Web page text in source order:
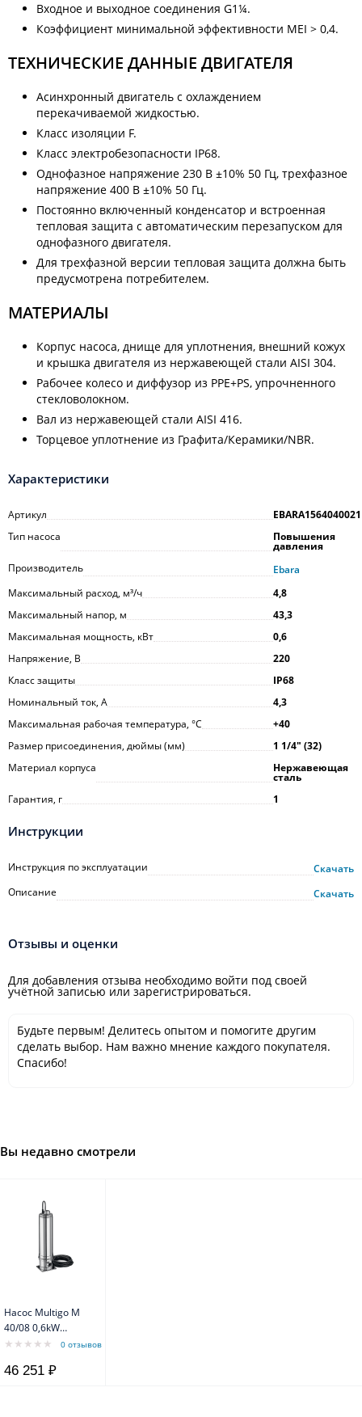
Входное и выходное соединения G1¼.
Коэффициент минимальной эффективности MEI > 0,4.
ТЕХНИЧЕСКИЕ ДАННЫЕ ДВИГАТЕЛЯ
Асинхронный двигатель с охлаждением
перекачиваемой жидкостью.
Класс изоляции F.
Класс электробезопасности IP68.
Однофазное напряжение 230 В ±10% 50 Гц, трехфазное
напряжение 400 В ±10% 50 Гц.
Постоянно включенный конденсатор и встроенная
тепловая защита с автоматическим перезапуском для
однофазного двигателя.
Для трехфазной версии тепловая защита должна быть
предусмотрена потребителем.
МАТЕРИАЛЫ
Корпус насоса, днище для уплотнения, внешний кожух
и крышка двигателя из нержавеющей стали AISI 304.
Рабочее колесо и диффузор из PPE+PS, упрочненного
стекловолокном.
Вал из нержавеющей стали AISI 416.
Торцевое уплотнение из Графита/Керамики/NBR.
Характеристики
Артикул
EBARA1564040021
Тип насоса
Повышения
давления
Производитель
Ebara
Максимальный расход, м³/ч
4,8
Максимальный напор, м
43,3
Максимальная мощность, кВт
0,6
Напряжение, В
220
Класс защиты
IP68
Номинальный ток, А
4,3
Максимальная рабочая температура, °С
+40
Размер присоединения, дюймы (мм)
1 1/4ʺ (32)
Материал корпуса
Нержавеющая
сталь
Гарантия, г
1
Инструкции
Инструкция по эксплуатации
Скачать
Описание
Скачать
Отзывы и оценки
Для добавления отзыва необходимо войти под своей
учётной записью или зарегистрироваться.
Будьте первым! Делитесь опытом и помогите другим
сделать выбор. Нам важно мнение каждого покупателя.
Спасибо!
Вы недавно смотрели
Насос Multigo M
40/08 0,6kW
~1x230V 50Hz0 отзывов
46 251 ₽